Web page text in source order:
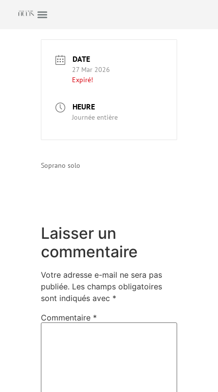
DATE
27 Mar 2026
Expiré!
HEURE
Journée entière
Soprano solo
Laisser un
commentaire
Votre adresse e-mail ne sera pas
publiée. Les champs obligatoires
sont indiqués avec *
Commentaire *